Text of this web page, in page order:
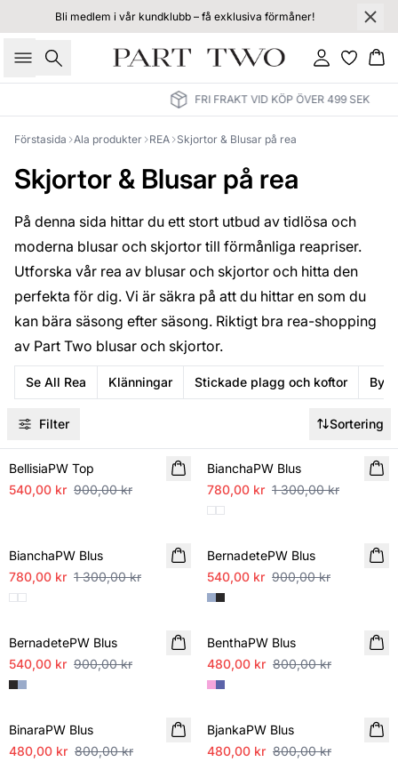
Bli medlem i vår kundklubb – få exklusiva förmåner!
Sök Logga in
FRI FRAKT VID KÖP ÖVER 499 SEK
Förstasida Ala produkter REA Skjortor & Blusar på rea
Skjortor & Blusar på rea
På denna sida hittar du ett stort utbud av tidlösa och
moderna blusar och skjortor till förmånliga reapriser.
Utforska vår rea av blusar och skjortor och hitta den
perfekta för dig. Vi är säkra på att du hittar en som du
kan bära säsong efter säsong. Riktigt bra rea-shopping
av Part Two blusar och skjortor.
Se All Rea Klänningar Stickade plagg och koftor
Filter Sortering
SALE
BellisiaPW Top
540,00 kr 900,00 kr
BianchaPW Blus
780,00 kr 1 300,00 kr
BianchaPW Blus
780,00 kr 1 300,00 kr
SALE
BernadetePW Blus
540,00 kr 900,00 kr
SALE
BernadetePW Blus
540,00 kr 900,00 kr
SALE
BenthaPW Blus
480,00 kr 800,00 kr
SALE
BinaraPW Blus
480,00 kr 800,00 kr
SALE
BjankaPW Blus
480,00 kr 800,00 kr